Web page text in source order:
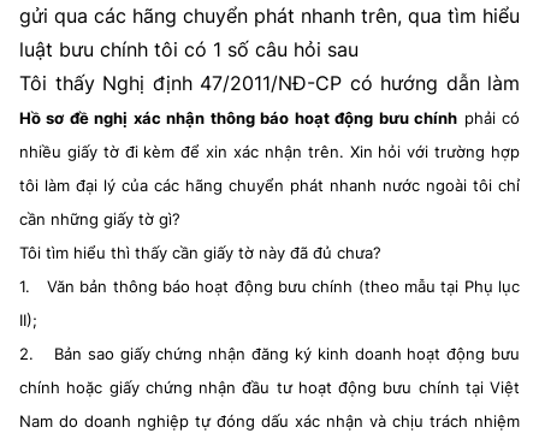
gửi qua các hãng chuyển phát nhanh trên, qua tìm hiểu
luật bưu chính tôi có 1 số câu hỏi sau
Tôi thấy Nghị định 47/2011/NĐ-CP có hướng dẫn làm
Hồ sơ đề nghị xác nhận thông báo hoạt động bưu chính phải có
nhiều giấy tờ đi kèm để xin xác nhận trên. Xin hỏi với trường hợp
tôi làm đại lý của các hãng chuyển phát nhanh nước ngoài tôi chỉ
cần những giấy tờ gì?
Tôi tìm hiểu thì thấy cần giấy tờ này đã đủ chưa?
1.
Văn bản thông báo hoạt động bưu chính (theo mẫu tại Phụ lục
II);
2.
Bản sao giấy chứng nhận đăng ký kinh doanh hoạt động bưu
chính hoặc giấy chứng nhận đầu tư hoạt động bưu chính tại Việt
Nam do doanh nghiệp tự đóng dấu xác nhận và chịu trách nhiệm